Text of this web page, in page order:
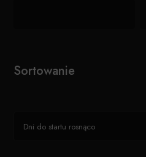
Sortowanie
Dni do startu rosnąco